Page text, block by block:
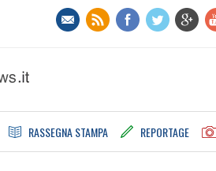
RASSEGNA STAMPA REPORTAGE